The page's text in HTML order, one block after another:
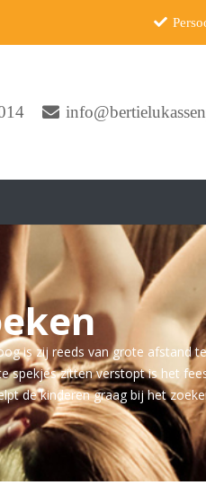
is zij reeds van grote afstand
spekjes zitten verstopt is het
de kinderen graag bij het